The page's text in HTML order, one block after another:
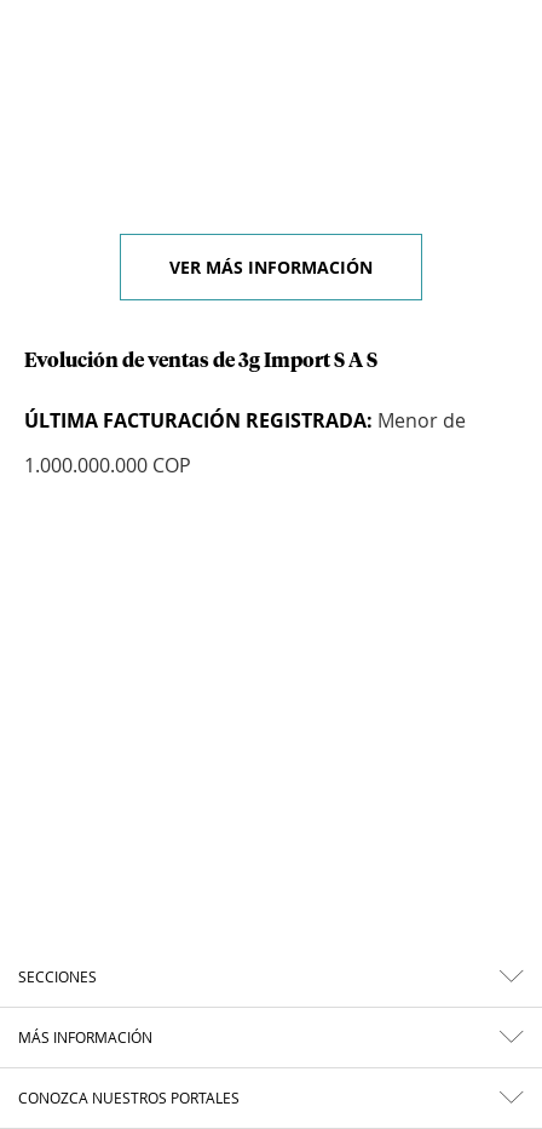
VER MÁS INFORMACIÓN
Evolución de ventas de 3g Import S A S
ÚLTIMA FACTURACIÓN REGISTRADA: Menor de
1.000.000.000 COP
SECCIONES
MÁS INFORMACIÓN
CONOZCA NUESTROS PORTALES